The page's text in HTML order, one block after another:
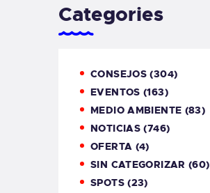
Categories
CONSEJOS (304)
EVENTOS (163)
MEDIO AMBIENTE (83)
NOTICIAS (746)
OFERTA (4)
SIN CATEGORIZAR (60)
SPOTS(23)